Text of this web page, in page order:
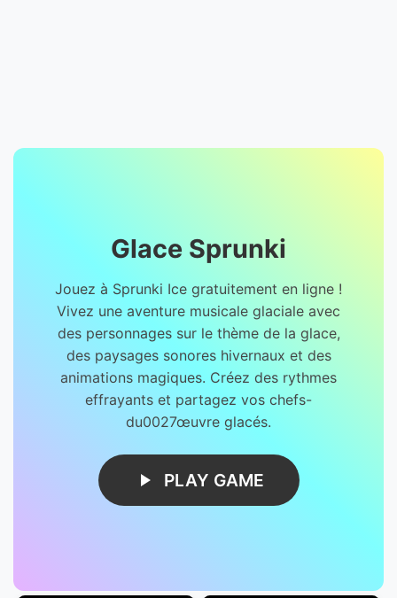
Glace Sprunki
Jouez à Sprunki Ice gratuitement en ligne !
Vivez une aventure musicale glaciale avec
des personnages sur le thème de la glace,
des paysages sonores hivernaux et des
animations magiques. Créez des rythmes
effrayants et partagez vos chefs-
du0027œuvre glacés.
PLAY GAME